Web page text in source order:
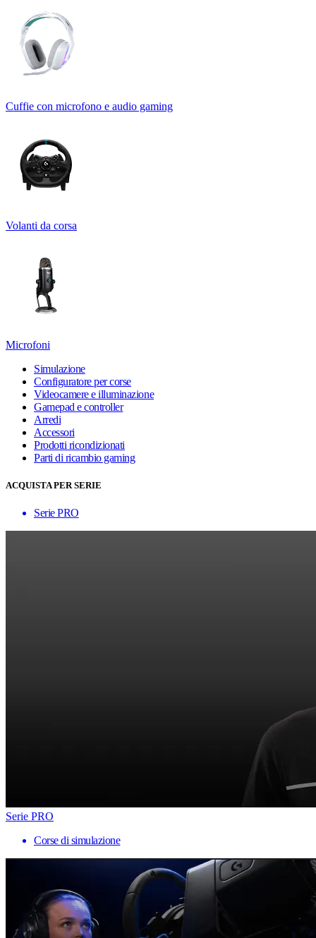
Cuffie con microfono e audio gaming
Volanti da corsa
Microfoni
Simulazione
Configuratore per corse
Videocamere e illuminazione
Gamepad e controller
Arredi
Accessori
Prodotti ricondizionati
Parti di ricambio gaming
ACQUISTA PER SERIE
Serie PRO
Serie PRO
Corse di simulazione